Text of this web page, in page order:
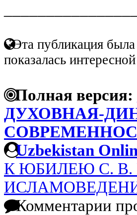
Эта публикация
показалась
Полная версия:
ДУХОВНАЯ-
Uzbekistan
К ЮБИЛЕЮ С.
Комментарии